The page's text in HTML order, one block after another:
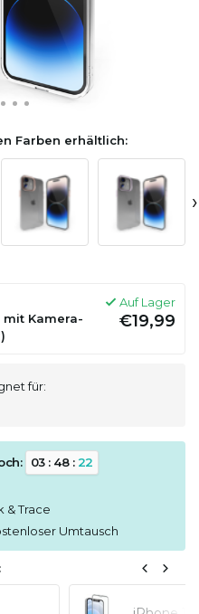
Farben erhältlich:
›
mit Kamera-
Auf Lager
€19,99
für:
03: 48: 22
& Trace
Umtausch